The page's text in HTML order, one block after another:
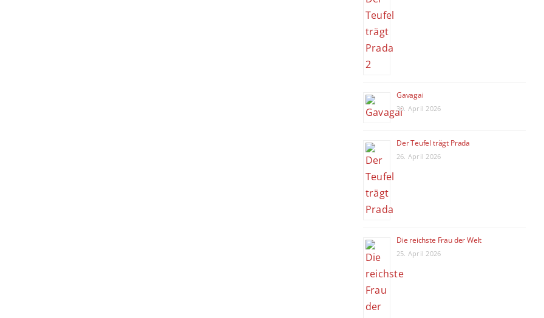
Gavagai
30. April 2026
Der Teufel trägt Prada
26. April 2026
Die reichste Frau der Welt
25. April 2026